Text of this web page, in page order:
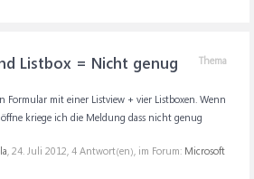
Thema
Listbox = Nicht genug
Formular mit einer Listview + vier Listboxen. Wenn
kriege ich die Meldung dass nicht genug
, 24. Juli 2012, 4 Antwort(en), im Forum: Microsoft